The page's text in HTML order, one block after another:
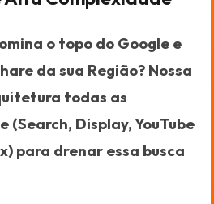
o topo do Google e
da sua Região? Nossa
todas as
(Search, Display, YouTube
para drenar essa busca